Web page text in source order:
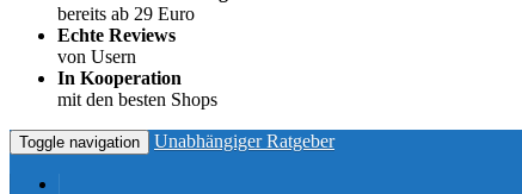
bereits ab 29 Euro
Echte Reviews
von Usern
In Kooperation
mit den besten Shops
Toggle navigation Unabhängiger Ratgeber